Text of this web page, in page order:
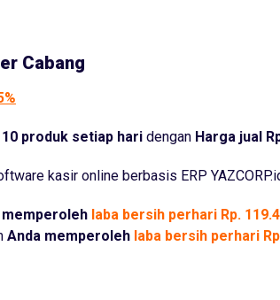
Cabang
produk setiap hari dengan Harga jual
kasir online berbasis ERP
memperoleh laba bersih perhari Rp.
Anda memperoleh laba bersih perhari